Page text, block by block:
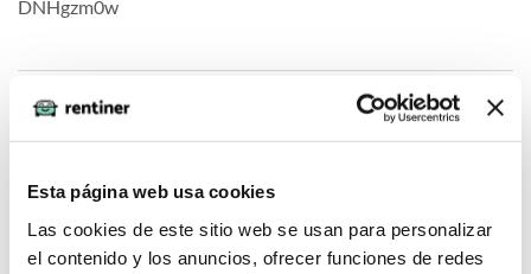
Esta página web usa cookies
Las cookies de este sitio web se usan para personalizar
el contenido y los anuncios, ofrecer funciones de redes
DNHgzm0w